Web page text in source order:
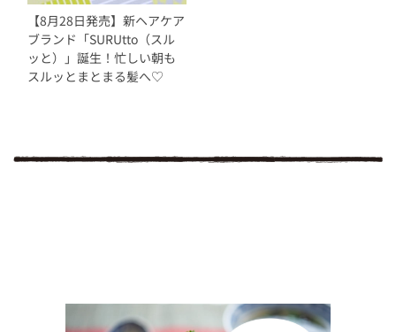
【8月28日発売】新ヘアケア
ブランド「SURUtto（スル
ッと）」誕生！忙しい朝も
スルッとまとまる髪へ♡